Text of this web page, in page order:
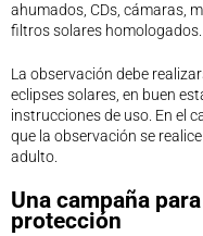
ahumados, CDs, cámaras,
filtros solares homologados.
La observación debe
eclipses solares, en buen
instrucciones de uso. En el
que la observación se
adulto.
Una campaña
protección